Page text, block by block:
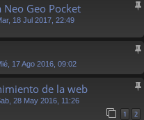
Geo Pocket
18 Jul 2017, 22:49
17 Ago 2016, 09:02
de la web
28 May 2016, 11:26
1 2